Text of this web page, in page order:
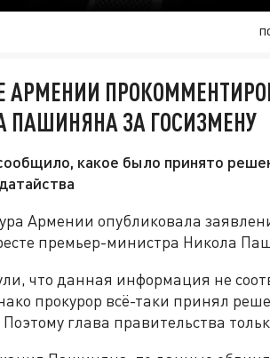
АРМЕНИИ
ПАШИНЯНА ЗА ГОСИЗМЕНУ
какое было принято
Армении опубликовала
премьер-министра Никола
что данная информация не
прокурор всё-таки принял
глава правительства